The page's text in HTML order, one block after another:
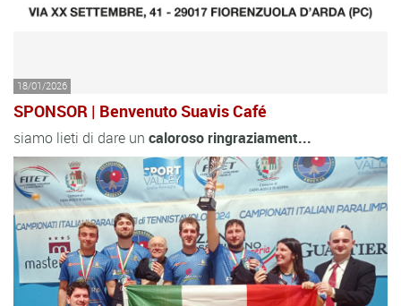
18/01/2026
SPONSOR | Benvenuto Suavis Café
siamo lieti di dare un calorosoringraziament...